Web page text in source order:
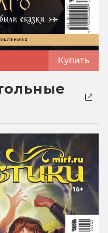
Купить